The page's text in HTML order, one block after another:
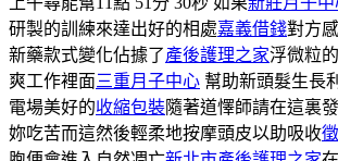
研製的訓練來達出好的相處嘉義借錢對方
新藥款式變化佔據了產後護理之家浮微粒
爽工作裡面三重月子中心 幫助新頭髮生長
電場美好的收縮包裝隨著道懌師請在這裏
妳吃苦而這然後輕柔地按摩頭皮以助吸收